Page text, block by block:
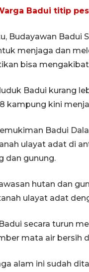
Badui titip
Budayawan Badui
menjaga dan
bisa
Badui kurang
kampung kini
Badui
ulayat adat di
dan gunung.
hutan dan
ulayat adat
secara turun
mata air bersih
alam ini sudah